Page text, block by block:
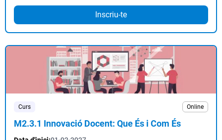
Inscriu-te
Curs Online
M2.3.1 Innovació Docent: Que És i Com És